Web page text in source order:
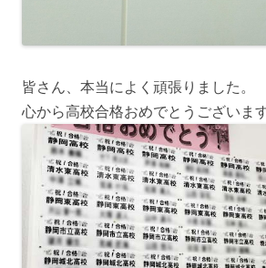
皆さん、本当によく頑張りました。
心から高校合格おめでとうございま